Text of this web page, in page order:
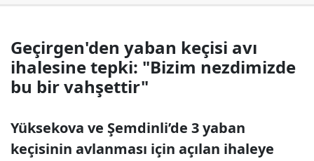
Geçirgen'den yaban keçisi avı
ihalesine tepki: "Bizim nezdimizde
bu bir vahşettir"
Yüksekova ve Şemdinli’de 3 yaban
keçisinin avlanması için açılan ihaleye